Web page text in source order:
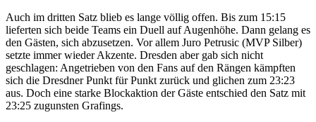
Auch im dritten Satz blieb es lange völlig offen. Bis zum 15:15
lieferten sich beide Teams ein Duell auf Augenhöhe. Dann gelang es
den Gästen, sich abzusetzen. Vor allem Juro Petrusic (MVP Silber)
setzte immer wieder Akzente. Dresden aber gab sich nicht
geschlagen: Angetrieben von den Fans auf den Rängen kämpften
sich die Dresdner Punkt für Punkt zurück und glichen zum 23:23
aus. Doch eine starke Blockaktion der Gäste entschied den Satz mit
23:25 zugunsten Grafings.